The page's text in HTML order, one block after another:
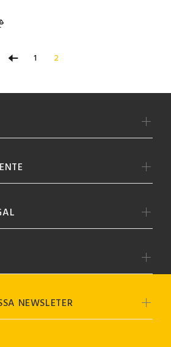
1 2
NEWSLETER